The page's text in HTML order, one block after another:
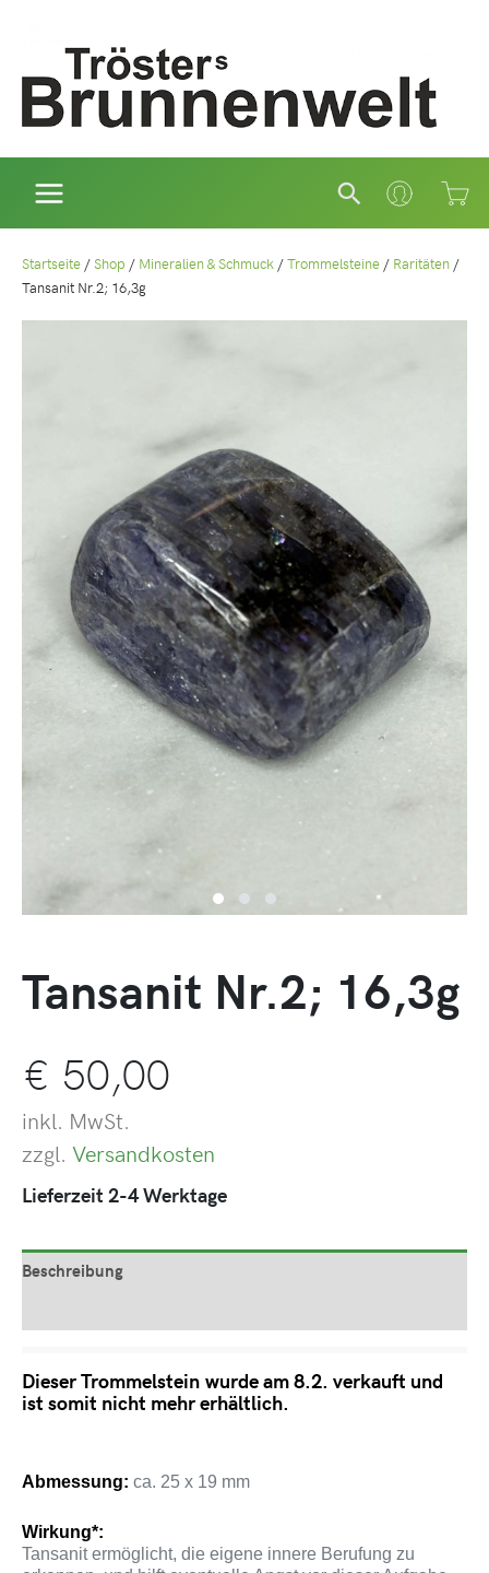
Suchen
Startseite /Shop / Mineralien & Schmuck /Trommelsteine / Raritäten /
Tansanit Nr.2; 16,3g
Tansanit Nr.2; 16,3g
€ 50,00
inkl. MwSt.
zzgl. Versandkosten
Lieferzeit 2-4 Werktage
Beschreibung
Dieser Trommelstein wurde am 8.2. verkauft und
ist somit nicht mehr erhältlich.
Abmessung: ca. 25 x 19 mm
Wirkung*:
Tansanit ermöglicht, die eigene innere Berufung zu